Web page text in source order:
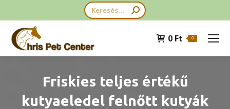
Search:
0 Ft 0
Friskies teljes értékű
kutyaeledel felnőtt kutyák